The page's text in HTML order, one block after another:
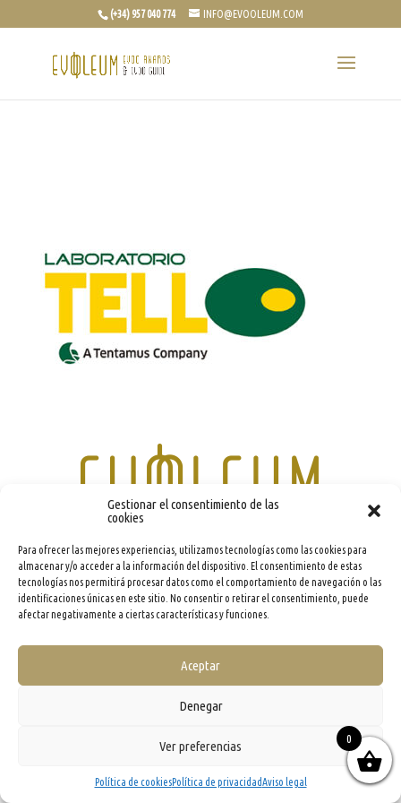
Gestionar el consentimiento de las
cookies
Para ofrecer las mejores experiencias, utilizamos tecnologías como las cookies para
almacenar y/o acceder a la información del dispositivo. El consentimiento de estas
tecnologías nos permitirá procesar datos como el comportamiento de navegación o las
identificaciones únicas en este sitio. No consentir o retirar el consentimiento, puede
afectar negativamente a ciertas características y funciones.
Aceptar
Denegar
Ver preferencias
Política de cookiesPolítica de privacidadAviso legal
(+34) 957 040 774 INFO@EVOOLEUM.COM
info@evooleum.com · Tel. (+34) 957 040 774 · Aviso legal·Política de Cookies·Política de
Privacidad·Condiciones generales de contratación
0